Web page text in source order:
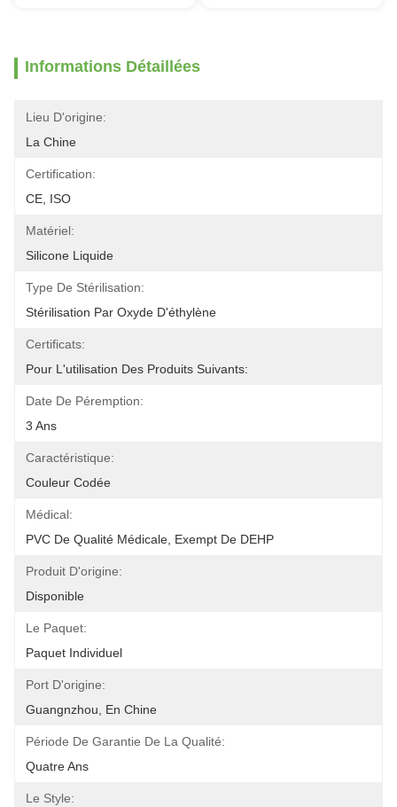
Informations Détaillées
Lieu D'origine:
La Chine
Certification:
CE, ISO
Matériel:
Silicone Liquide
Type De Stérilisation:
Stérilisation Par Oxyde D'éthylène
Certificats:
Pour L'utilisation Des Produits Suivants:
Date De Péremption:
3 Ans
Caractéristique:
Couleur Codée
Médical:
PVC De Qualité Médicale, Exempt De DEHP
Produit D'origine:
Disponible
Le Paquet:
Paquet Individuel
Port D'origine:
Guangnzhou, En Chine
Période De Garantie De La Qualité:
Quatre Ans
Le Style: